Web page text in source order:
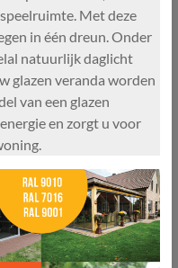
Met deze
in één dreun. Onder
natuurlijk daglicht
glazen veranda worden
van een glazen
en zorgt u voor